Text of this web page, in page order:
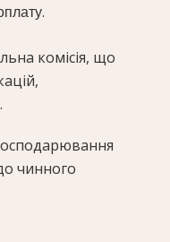
комісія, що
чинного